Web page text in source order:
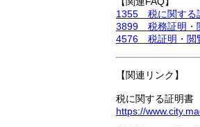
1355 税に関する
3899 税務証明・
4576 税証明・閲
【関連リンク】
税に関する証明書
https://